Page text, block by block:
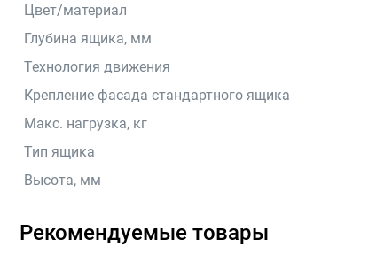
Цвет/материал
Глубина ящика, мм
Технология движения
Крепление фасада стандартного ящика
Макс. нагрузка, кг
Тип ящика
Высота, мм
Рекомендуемые товары